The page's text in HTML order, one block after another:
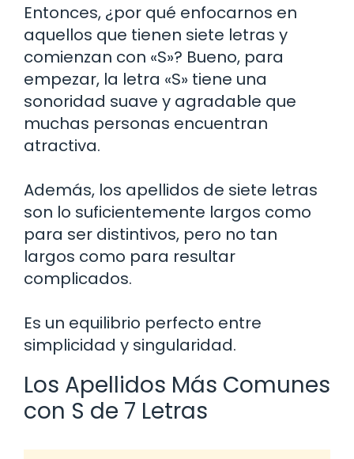
Entonces, ¿por qué enfocarnos en
aquellos que tienen siete letras y
comienzan con «S»? Bueno, para
empezar, la letra «S» tiene una
sonoridad suave y agradable que
muchas personas encuentran
atractiva.
Además, los apellidos de siete letras
son lo suficientemente largos como
para ser distintivos, pero no tan
largos como para resultar
complicados.
Es un equilibrio perfecto entre
simplicidad y singularidad.
Los Apellidos Más Comunes
con S de 7 Letras